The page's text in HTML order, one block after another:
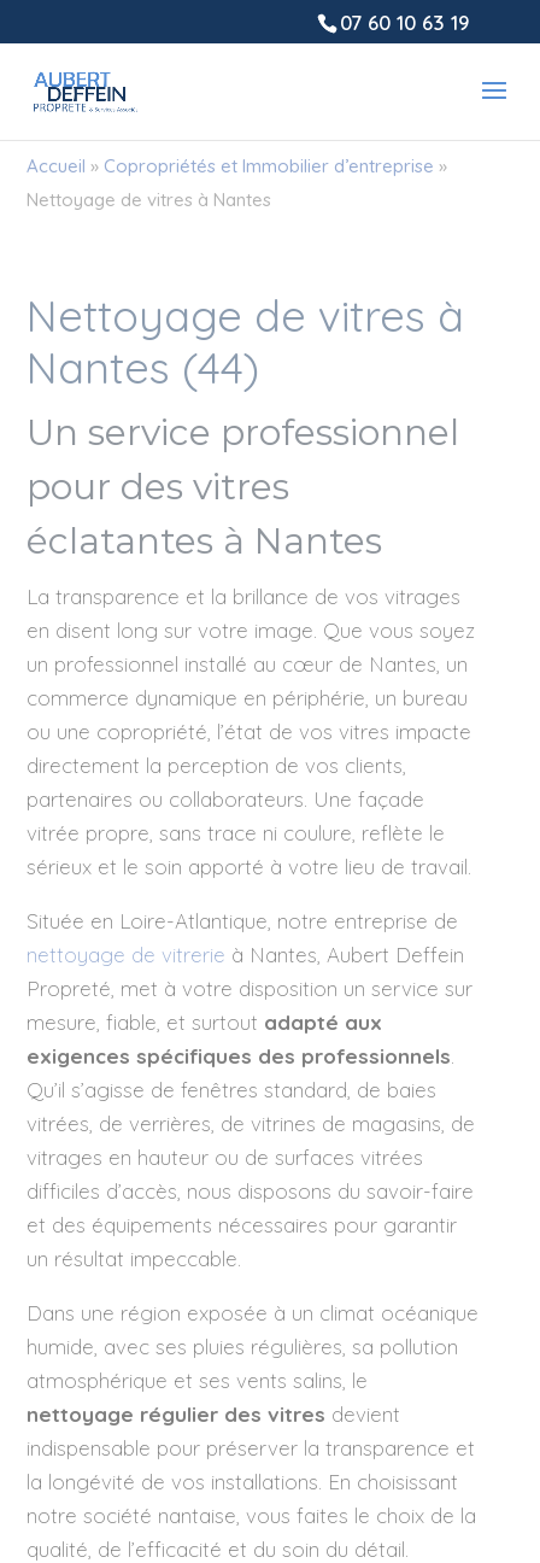
07 60 10 63 19
Accueil » Copropriétés et Immobilier d’entreprise »
Nettoyage de vitres à Nantes
Nettoyage de vitres à
Nantes (44)
Un service professionnel
pour des vitres
éclatantes à Nantes
La transparence et la brillance de vos vitrages
en disent long sur votre image. Que vous soyez
un professionnel installé au cœur de Nantes, un
commerce dynamique en périphérie, un bureau
ou une copropriété, l’état de vos vitres impacte
directement la perception de vos clients,
partenaires ou collaborateurs. Une façade
vitrée propre, sans trace ni coulure, reflète le
sérieux et le soin apporté à votre lieu de travail.
Située en Loire-Atlantique, notre entreprise de
nettoyage de vitrerie à Nantes, Aubert Deffein
Propreté, met à votre disposition un service sur
mesure, fiable, et surtout adapté aux
exigences spécifiques des professionnels
Qu’il s’agisse de fenêtres standard, de baies
vitrées, de verrières, de vitrines de magasins, de
vitrages en hauteur ou de surfaces vitrées
difficiles d’accès, nous disposons du savoir-faire
et des équipements nécessaires pour garantir
un résultat impeccable.
Dans une région exposée à un climat océanique
humide, avec ses pluies régulières, sa pollution
atmosphérique et ses vents salins, le
nettoyage régulier des vitres devient
indispensable pour préserver la transparence et
la longévité de vos installations. En choisissant
notre société nantaise, vous faites le choix de la
qualité, de l’efficacité et du soin du détail.